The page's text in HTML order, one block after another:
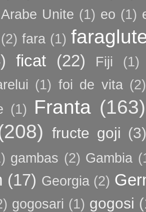
Unite (1) eo (1)
(2) fara (1)
ficat (22) Fiji
(1)
(1) foi de vita (2)
(1) Franta (163)
fructe goji (3)
gambas (2) Gambia
(17) Georgia (2)
gogosari (1) gogosi